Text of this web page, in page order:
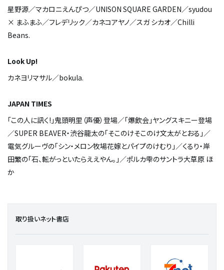
星野源／マカロニえんぴつ／UNISON SQUARE GARDEN／syudou
× まふまふ／フレデリック／カネコアヤノ／スガ シカオ／Chilli
Beans.
Look Up!
カネヨリマサル／bokula.
JAPAN TIMES
「この人に訊く!」鬼頭明里（声優）登場／「爆飲会」ヤングスキニー登場
／SUPER BEAVER・渋谷龍太の「そこのけそこのけ文太がとおる」／
電気グルーヴの「シン・メロン牧場――花嫁とパイプのけむり」／くるり・岸
田繁の「石、転がっといたらええやん。」／ポルカ雫のサントラ大草原 ほ
か
取り扱いネット書店